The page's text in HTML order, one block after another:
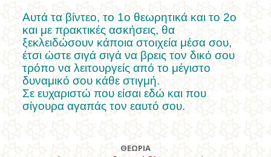
Αυτά τα βίντεο, το 1ο θεωρητικά και το 2ο
και με πρακτικές ασκήσεις, θα
ξεκλειδώσουν κάποια στοιχεία μέσα σου,
έτσι ώστε σιγά σιγά να βρεις τον δικό σου
τρόπο να λειτουργείς από το μέγιστο
δυναμικό σου κάθε στιγμή.
Σε ευχαριστώ που είσαι εδώ και που
σίγουρα αγαπάς τον εαυτό σου.
ΘΕΩΡΙΑ